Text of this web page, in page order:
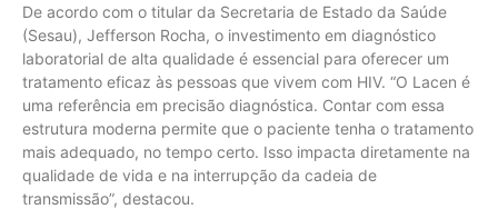
De acordo com o titular da Secretaria de Estado da Saúde
(Sesau), Jefferson Rocha, o investimento em diagnóstico
laboratorial de alta qualidade é essencial para oferecer um
tratamento eficaz às pessoas que vivem com HIV. “O Lacen é
uma referência em precisão diagnóstica. Contar com essa
estrutura moderna permite que o paciente tenha o tratamento
mais adequado, no tempo certo. Isso impacta diretamente na
qualidade de vida e na interrupção da cadeia de
transmissão”, destacou.